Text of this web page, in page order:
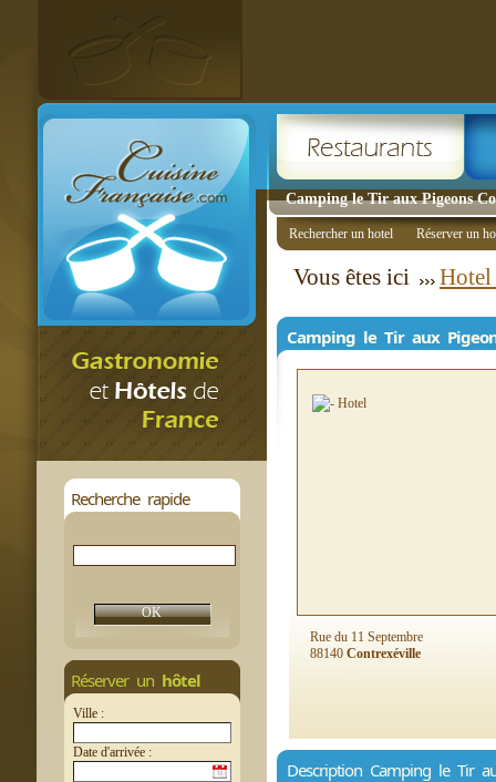
Camping le Tir aux Pigeons
Recherche rapide
Réserver un hôtel
Ville :
Date d'arrivée :
Rechercher un hotel Réserver un
Vous êtes ici
Camping le Tir aux
Rue du 11 Septembre
88140 Contrexéville
Description Camping le Tir